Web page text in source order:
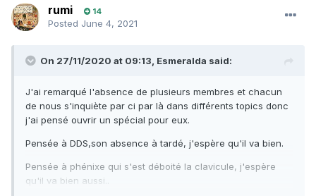
rumi 14
Posted June 4, 2021
On 27/11/2020 at 09:13, Esmeralda said:
J'ai remarqué l'absence de plusieurs membres et chacun
de nous s'inquiète par ci par là dans différents topics donc
j'ai pensé ouvrir un spécial pour eux.
Pensée à DDS,son absence à tardé, j'espère qu'il va bien.
Pensée à phénixe qui s'est déboité la clavicule, j'espère
qu'il va bien aussi..